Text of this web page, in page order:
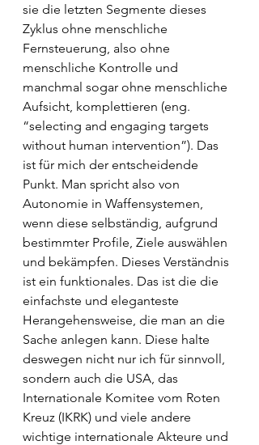
sie die letzten Segmente dieses
Zyklus ohne menschliche
Fernsteuerung, also ohne
menschliche Kontrolle und
manchmal sogar ohne menschliche
Aufsicht, komplettieren (eng.
“selecting and engaging targets
without human intervention”). Das
ist für mich der entscheidende
Punkt. Man spricht also von
Autonomie in Waffensystemen,
wenn diese selbständig, aufgrund
bestimmter Profile, Ziele auswählen
und bekämpfen. Dieses Verständnis
ist ein funktionales. Das ist die die
einfachste und eleganteste
Herangehensweise, die man an die
Sache anlegen kann. Diese halte
deswegen nicht nur ich für sinnvoll,
sondern auch die USA, das
Internationale Komitee vom Roten
Kreuz (IKRK) und viele andere
wichtige internationale Akteure und